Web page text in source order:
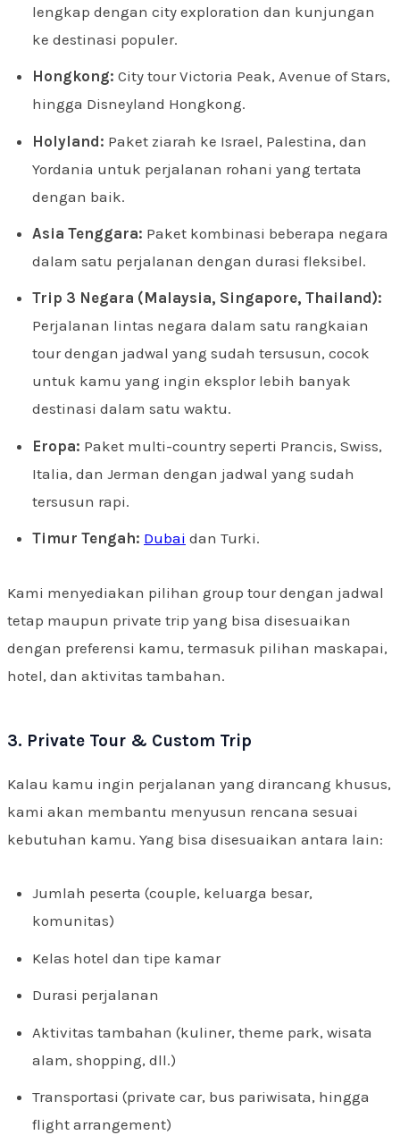
lengkap dengan city exploration dan kunjungan
ke destinasi populer.
Hongkong: City tour Victoria Peak, Avenue of Stars,
hingga Disneyland Hongkong.
Holyland: Paket ziarah ke Israel, Palestina, dan
Yordania untuk perjalanan rohani yang tertata
dengan baik.
Asia Tenggara: Paket kombinasi beberapa negara
dalam satu perjalanan dengan durasi fleksibel.
Trip 3 Negara (Malaysia, Singapore, Thailand):
Perjalanan lintas negara dalam satu rangkaian
tour dengan jadwal yang sudah tersusun, cocok
untuk kamu yang ingin eksplor lebih banyak
destinasi dalam satu waktu.
Eropa: Paket multi-country seperti Prancis, Swiss,
Italia, dan Jerman dengan jadwal yang sudah
tersusun rapi.
Timur Tengah: Dubai dan Turki.
Kami menyediakan pilihan group tour dengan jadwal
tetap maupun private trip yang bisa disesuaikan
dengan preferensi kamu, termasuk pilihan maskapai,
hotel, dan aktivitas tambahan.
3. Private Tour & Custom Trip
Kalau kamu ingin perjalanan yang dirancang khusus,
kami akan membantu menyusun rencana sesuai
kebutuhan kamu. Yang bisa disesuaikan antara lain:
Jumlah peserta (couple, keluarga besar,
komunitas)
Kelas hotel dan tipe kamar
Durasi perjalanan
Aktivitas tambahan (kuliner, theme park, wisata
alam, shopping, dll.)
Transportasi (private car, bus pariwisata, hingga
flight arrangement)